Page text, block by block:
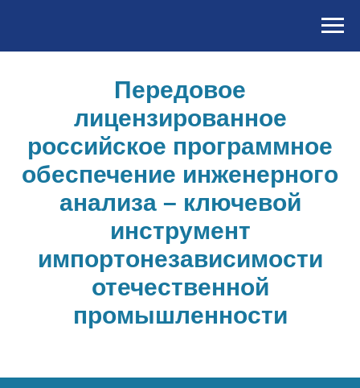
Передовое
лицензированное
российское программное
обеспечение инженерного
анализа – ключевой
инструмент
импортонезависимости
отечественной
промышленности